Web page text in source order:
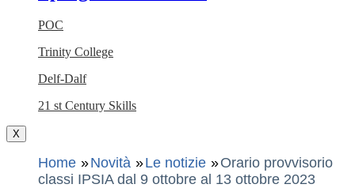
POC
Trinity College
Delf-Dalf
21 st Century Skills
X
Home Novità Le notizie
Orario provvisorio
classi IPSIA dal 9 ottobre al 13 ottobre 2023